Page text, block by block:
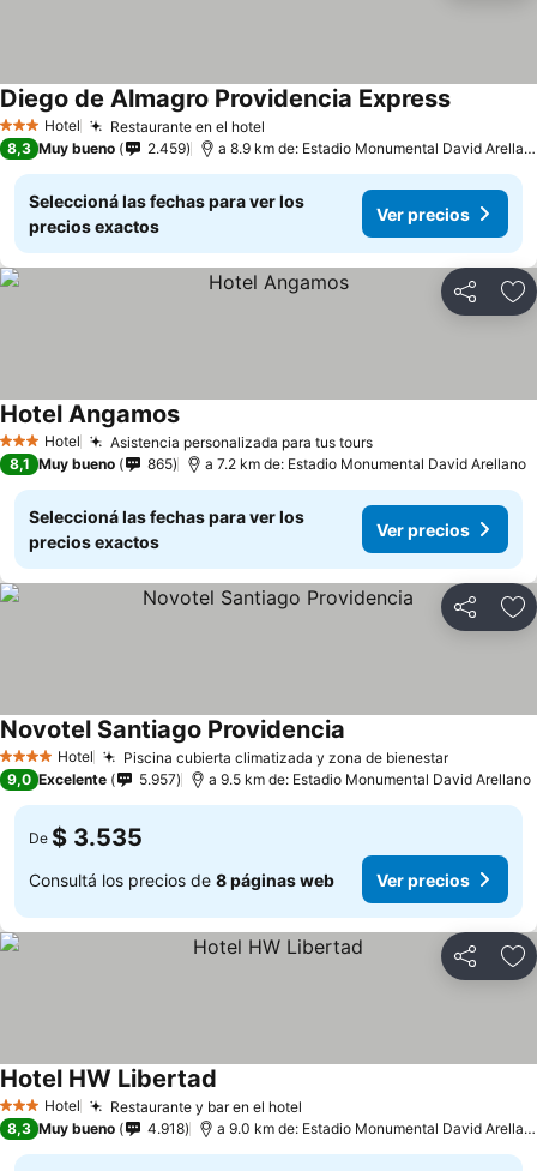
3 Estrellas
Hotel Restaurante en el hotel
Diego de Almagro Providencia Express
8,3 Muy bueno 2.459 a 8.9 km de: Estadio Monumental David Arellano
Seleccioná las fechas para ver los
precios exactos
Ver precios
Compartir
3 Estrellas
Hotel Asistencia personalizada para tus tours
Hotel Angamos
8,1 Muy bueno 865 a 7.2 km de: Estadio Monumental David Arellano
Seleccioná las fechas para ver los
precios exactos
Ver precios
Compartir
4 EstrellasHotel Piscina cubierta climatizada y zona de bienestar
Novotel Santiago Providencia
9,0 Excelente 5.957 a 9.5 km de: Estadio Monumental David Arellano
De $ 3.535
Consultá los precios de 8 páginas web Ver precios
Compartir
3 Estrellas
Hotel Restaurante y bar en el hotel
Hotel HW Libertad
8,3 Muy bueno 4.918 a 9.0 km de: Estadio Monumental David Arellano